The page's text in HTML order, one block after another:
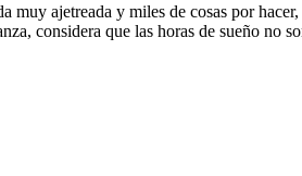
muy ajetreada y miles de cosas por hacer,
considera que las horas de sueño no